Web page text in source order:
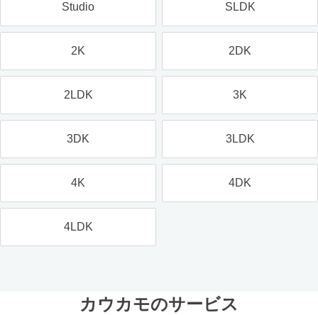
Studio SLDK
2K 2DK
2LDK 3K
3DK 3LDK
4K 4DK
4LDK
カウカモのサービス